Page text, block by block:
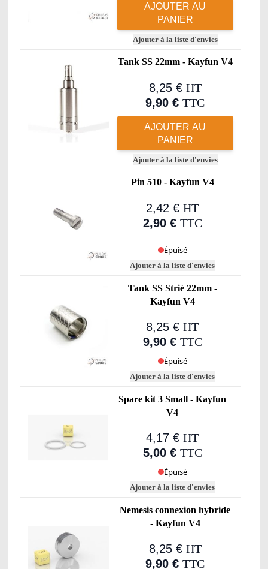
AJOUTER AU
PANIER
Ajouter à la liste d'envies
Tank SS 22mm - Kayfun V4
8,25 € HT
9,90 € TTC
AJOUTER AU
PANIER
Ajouter à la liste d'envies
Pin 510 - Kayfun V4
2,42 € HT
2,90 € TTC
Épuisé
Ajouter à la liste d'envies
Tank SS Strié 22mm -
Kayfun V4
8,25 € HT
9,90 € TTC
Épuisé
Ajouter à la liste d'envies
Spare kit 3 Small - Kayfun
V4
4,17 € HT
5,00 € TTC
Épuisé
Ajouter à la liste d'envies
Nemesis connexion hybride
- Kayfun V4
8,25 € HT
9,90 € TTC